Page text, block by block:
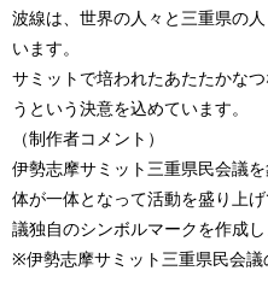
波線は、世界の人々と三重県の
います。
サミットで培われたあたたかな
うという決意を込めています。
（制作者コメント）
伊勢志摩サミット三重県民会議
体が一体となって活動を盛り上
議独自のシンボルマークを作成し
※伊勢志摩サミット三重県民会議